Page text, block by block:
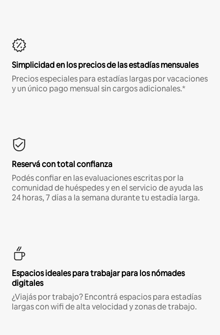
Simplicidad en los precios de las estadías mensuales
Precios especiales para estadías largas por vacaciones
y un único pago mensual sin cargos adicionales.*
Reservá con total confianza
Podés confiar en las evaluaciones escritas por la
comunidad de huéspedes y en el servicio de ayuda las
24 horas, 7 días a la semana durante tu estadía larga.
Espacios ideales para trabajar para los nómades
digitales
¿Viajás por trabajo? Encontrá espacios para estadías
largas con wifi de alta velocidad y zonas de trabajo.